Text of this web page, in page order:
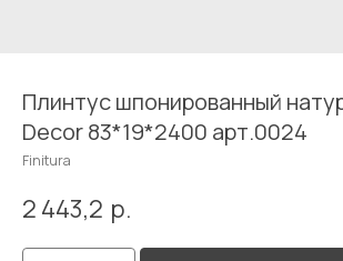
Плинтус шпонированный
Decor 83*19*2400 арт.0024
Finitura
2 443,2 р.